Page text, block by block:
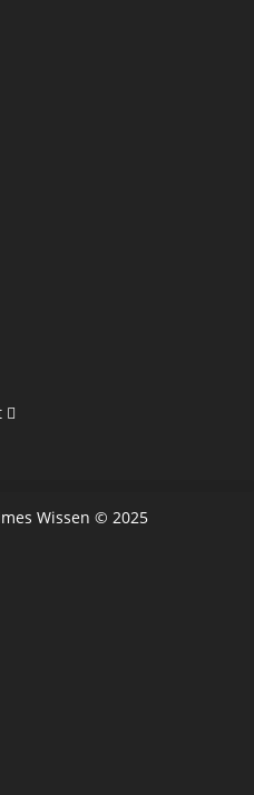
Wissen © 2025